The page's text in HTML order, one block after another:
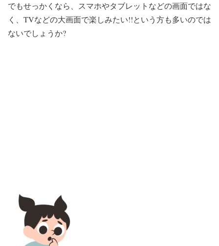
でもせっかくなら、スマホやタブレットなどの画面ではな
く、TVなどの大画面で楽しみたい!!という方も多いのでは
ないでしょうか?